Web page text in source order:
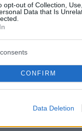
opt-out of Collection,
Data that Is
CONFIRM
Data Deletion
like to separate
pic.twitter.com/